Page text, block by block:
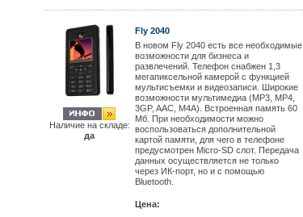
Наличие на складе:
да
Fly 2040
В новом Fly 2040 есть все необходимые
возможности для бизнеса и
развлечений. Телефон снабжен 1,3
мегапиксельной камерой с функцией
мультисъемки и видеозаписи. Широкие
возможности мультимедиа (MP3, MP4,
3GP, AAC, M4A). Встроенная память 60
Мб. При необходимости можно
воспользоваться дополнительной
картой памяти, для чего в телефоне
предусмотрен Micro-SD слот. Передача
данных осуществляется не только
через ИК-порт, но и с помощью
Bluetooth.
Цена: